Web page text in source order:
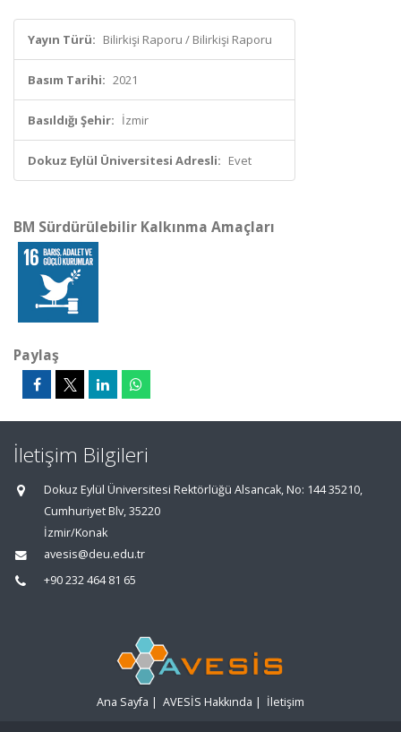
Yayın Türü: Bilirkişi Raporu / Bilirkişi Raporu
Basım Tarihi: 2021
Basıldığı Şehir: İzmir
Dokuz Eylül Üniversitesi Adresli: Evet
BM Sürdürülebilir Kalkınma Amaçları
Paylaş
İletişim Bilgileri
Dokuz Eylül Üniversitesi Rektörlüğü Alsancak, No: 144 35210,
Cumhuriyet Blv, 35220
İzmir/Konak
avesis@deu.edu.tr
+90 232 464 81 65
Ana Sayfa | AVESİS Hakkında | İletişim